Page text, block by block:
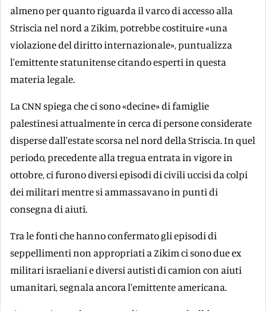
almeno per quanto riguarda il varco di accesso alla
Striscia nel nord a Zikim, potrebbe costituire «una
violazione del diritto internazionale», puntualizza
l'emittente statunitense citando esperti in questa
materia legale.
La CNN spiega che ci sono «decine» di famiglie
palestinesi attualmente in cerca di persone considerate
disperse dall'estate scorsa nel nord della Striscia. In quel
periodo, precedente alla tregua entrata in vigore in
ottobre, ci furono diversi episodi di civili uccisi da colpi
dei militari mentre si ammassavano in punti di
consegna di aiuti.
Tra le fonti che hanno confermato gli episodi di
seppellimenti non appropriati a Zikim ci sono due ex
militari israeliani e diversi autisti di camion con aiuti
umanitari, segnala ancora l'emittente americana.